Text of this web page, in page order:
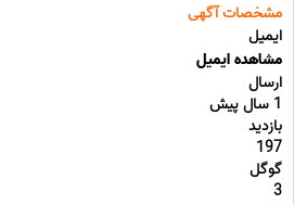
مشخصات آگهی
ایمیل
مشاهده ایمیل
ارسال
1 سال پیش
بازدید
197
گوگل
3